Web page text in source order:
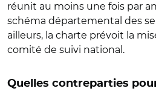
réunit au moins une fois par
schéma départemental des
ailleurs, la charte prévoit la
comité de suivi national.
Quelles contreparties